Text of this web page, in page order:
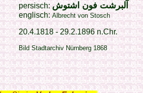
persisch:آلبرشت فون اشتوش
englisch:Albrecht von Stosch
20.4.1818 - 29.2.1896 n.Chr.
Bild Stadtarchiv Nürnberg 1868